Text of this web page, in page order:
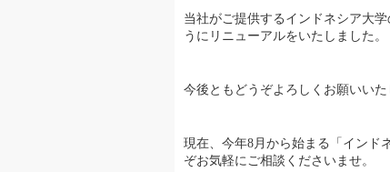
当社がご提供するインドネシア大
うにリニューアルをいたしました。
今後ともどうぞよろしくお願いいた
現在、今年8月から始まる「インド
ぞお気軽にご相談くださいませ。